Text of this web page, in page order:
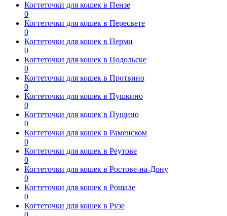
Когтеточки для кошек в Пензе
0
Когтеточки для кошек в Пересвете
0
Когтеточки для кошек в Перми
0
Когтеточки для кошек в Подольске
0
Когтеточки для кошек в Протвино
0
Когтеточки для кошек в Пушкино
0
Когтеточки для кошек в Пущино
0
Когтеточки для кошек в Раменском
0
Когтеточки для кошек в Реутове
0
Когтеточки для кошек в Ростове-на-Дону
0
Когтеточки для кошек в Рошале
0
Когтеточки для кошек в Рузе